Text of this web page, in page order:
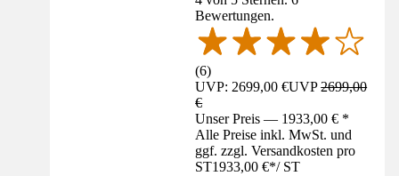
Bewertungen.
(6)
UVP: 2699,00 €UVP2699,00
€
Unser Preis — 1933,00 € *
Alle Preise inkl. MwSt. und
ggf. zzgl. Versandkosten pro
ST1933,00 €*/ ST